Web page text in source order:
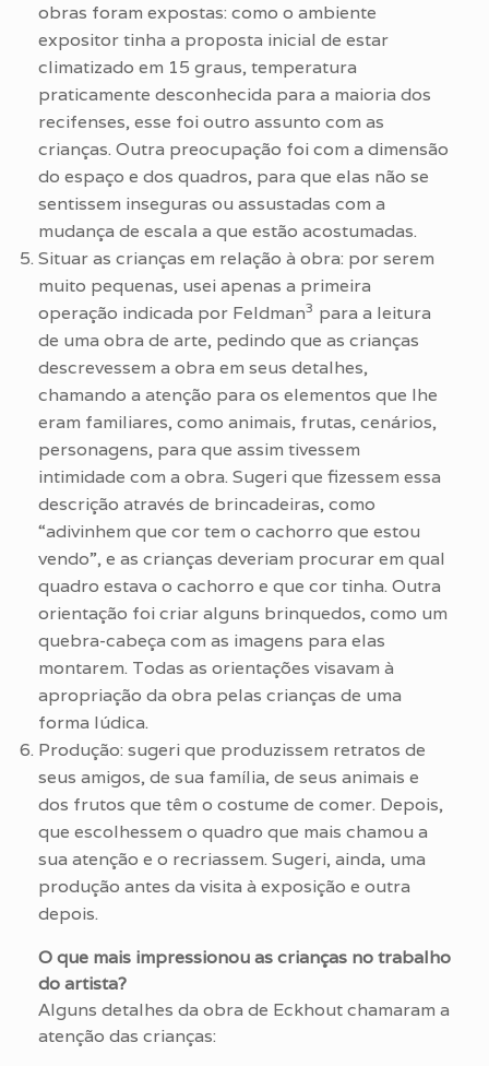
obras foram expostas: como o ambiente
expositor tinha a proposta inicial de estar
climatizado em 15 graus, temperatura
praticamente desconhecida para a maioria dos
recifenses, esse foi outro assunto com as
crianças. Outra preocupação foi com a dimensão
do espaço e dos quadros, para que elas não se
sentissem inseguras ou assustadas com a
mudança de escala a que estão acostumadas.
Situar as crianças em relação à obra: por serem
muito pequenas, usei apenas a primeira
operação indicada por Feldman3 para a leitura
de uma obra de arte, pedindo que as crianças
descrevessem a obra em seus detalhes,
chamando a atenção para os elementos que lhe
eram familiares, como animais, frutas, cenários,
personagens, para que assim tivessem
intimidade com a obra. Sugeri que fizessem essa
descrição através de brincadeiras, como
“adivinhem que cor tem o cachorro que estou
vendo”, e as crianças deveriam procurar em qual
quadro estava o cachorro e que cor tinha. Outra
orientação foi criar alguns brinquedos, como um
quebra-cabeça com as imagens para elas
montarem. Todas as orientações visavam à
apropriação da obra pelas crianças de uma
forma lúdica.
Produção: sugeri que produzissem retratos de
seus amigos, de sua família, de seus animais e
dos frutos que têm o costume de comer. Depois,
que escolhessem o quadro que mais chamou a
sua atenção e o recriassem. Sugeri, ainda, uma
produção antes da visita à exposição e outra
depois.
O que mais impressionou as crianças no trabalho
do artista?
Alguns detalhes da obra de Eckhout chamaram a
atenção das crianças: